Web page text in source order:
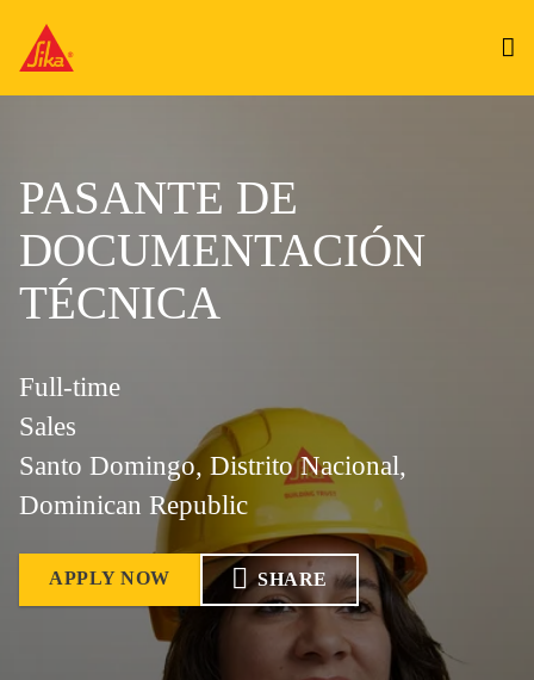
PASANTE DE
DOCUMENTACIÓN
TÉCNICA
Full-time
Sales
Santo Domingo, Distrito Nacional,
Dominican Republic
APPLY NOW SHARE